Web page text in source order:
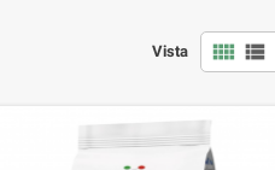
Vista view_comfy view_list